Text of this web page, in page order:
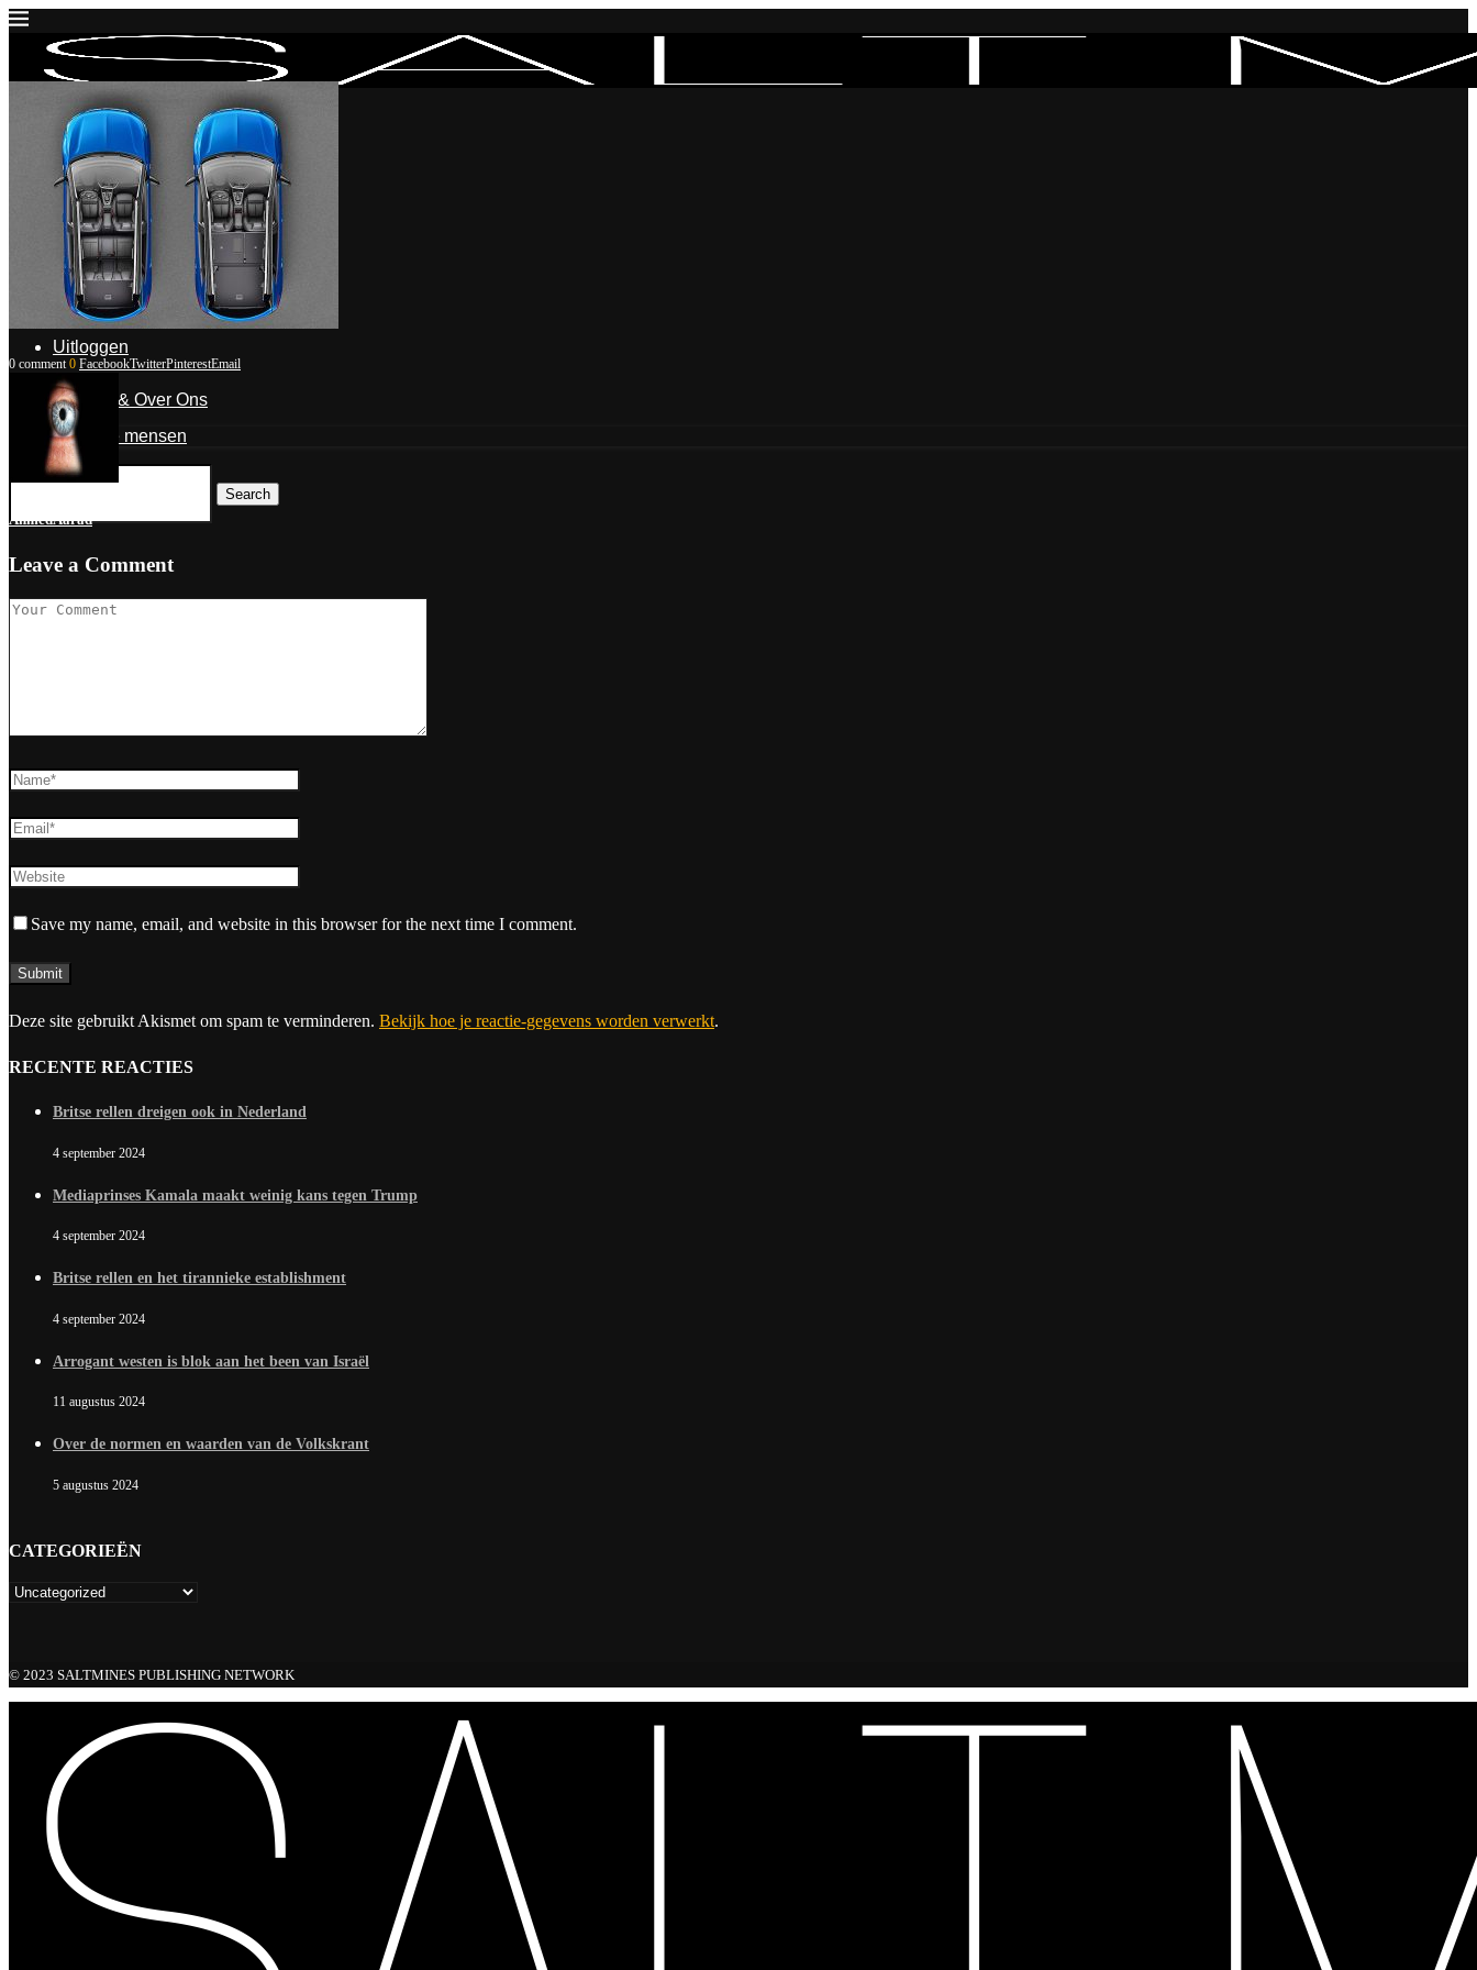
Inloggen
Mijn account
Mijn blogposts
Blogpost indienen
Uitloggen
Contact & Over Ons
De mensen
Search
0 comment 0 FacebookTwitterPinterestEmail
AhmedAarad
Leave a Comment
Save my name, email, and website in this browser for the next time I comment.
Deze site gebruikt Akismet om spam te verminderen. Bekijk hoe je reactie-gegevens worden verwerkt.
RECENTE REACTIES
Britse rellen dreigen ook in Nederland
4 september 2024
Mediaprinses Kamala maakt weinig kans tegen Trump
4 september 2024
Britse rellen en het tirannieke establishment
4 september 2024
Arrogant westen is blok aan het been van Israël
11 augustus 2024
Over de normen en waarden van de Volkskrant
5 augustus 2024
CATEGORIEËN
© 2023 SALTMINES PUBLISHING NETWORK